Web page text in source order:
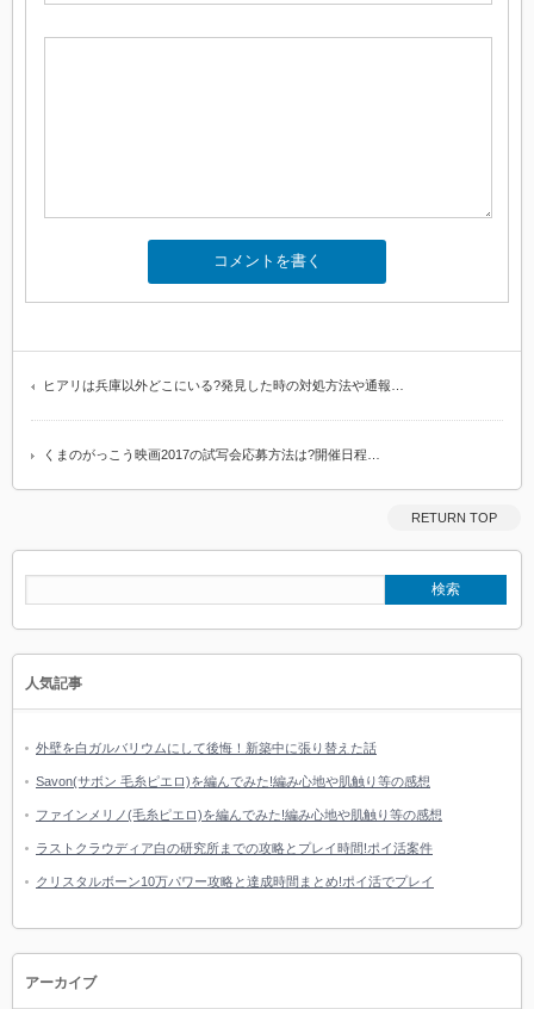
ヒアリは兵庫以外どこにいる?発見した時の対処方法や通報…
くまのがっこう映画2017の試写会応募方法は?開催日程…
RETURN TOP
人気記事
外壁を白ガルバリウムにして後悔！新築中に張り替えた話
Savon(サボン 毛糸ピエロ)を編んでみた!編み心地や肌触り等の感想
ファインメリノ(毛糸ピエロ)を編んでみた!編み心地や肌触り等の感想
ラストクラウディア白の研究所までの攻略とプレイ時間!ポイ活案件
クリスタルボーン10万パワー攻略と達成時間まとめ!ポイ活でプレイ
アーカイブ